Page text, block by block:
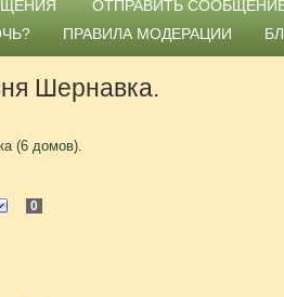
ОТПРАВИТЬ
ПРАВИЛА МОДЕРАЦИИ
Шернавка.
(6 домов).
0